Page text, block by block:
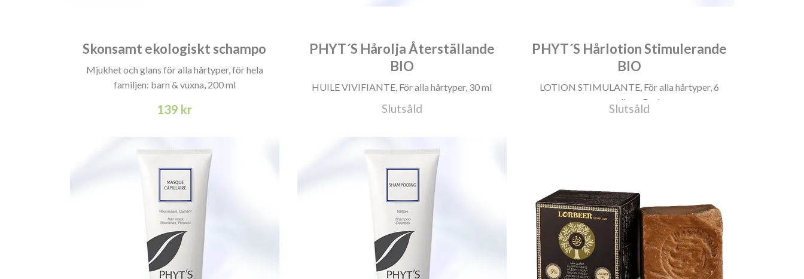
Skonsamt ekologiskt schampo
Mjukhet och glans för alla hårtyper, för hela
familjen: barn & vuxna, 200 ml
139 kr
PHYT´S Hårolja Återställande
BIO
HUILE VIVIFIANTE, För alla hårtyper, 30 ml
Slutsåld
PHYT´S Hårlotion Stimulerande
BIO
LOTION STIMULANTE, För alla hårtyper, 6
ampuller x 5 ml
Slutsåld